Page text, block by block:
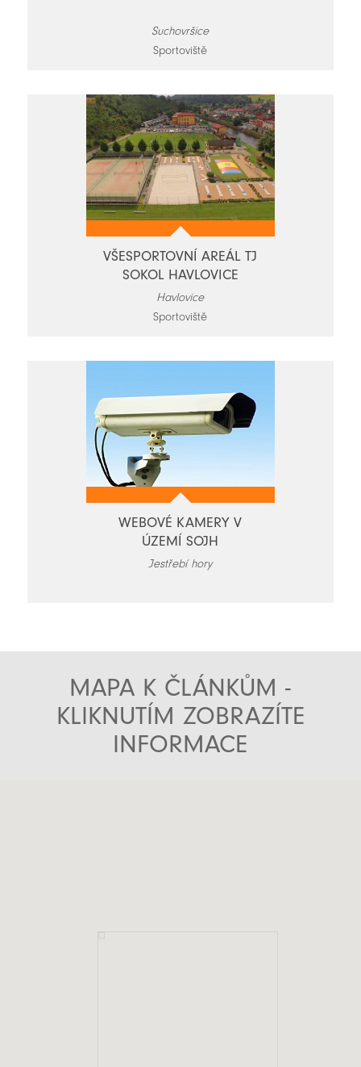
Suchovršice
Sportoviště
VŠESPORTOVNÍ AREÁL TJ
SOKOL HAVLOVICE
Havlovice
Sportoviště
WEBOVÉ KAMERY V
ÚZEMÍ SOJH
Jestřebí hory
MAPA K ČLÁNKŮM -
KLIKNUTÍM ZOBRAZÍTE
INFORMACE